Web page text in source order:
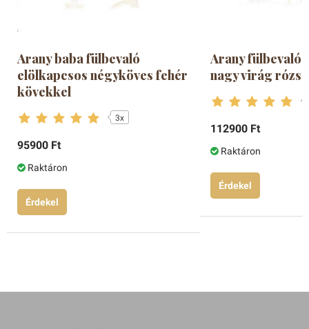
Arany baba fülbevaló
elölkapcsos négyköves fehér
kövekkel
3x
95900 Ft
Raktáron
Érdekel
Arany fülbevaló
nagy virág
112900 Ft
Raktáron
Érdekel